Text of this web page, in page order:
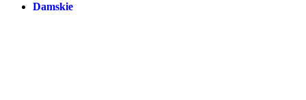
Damskie